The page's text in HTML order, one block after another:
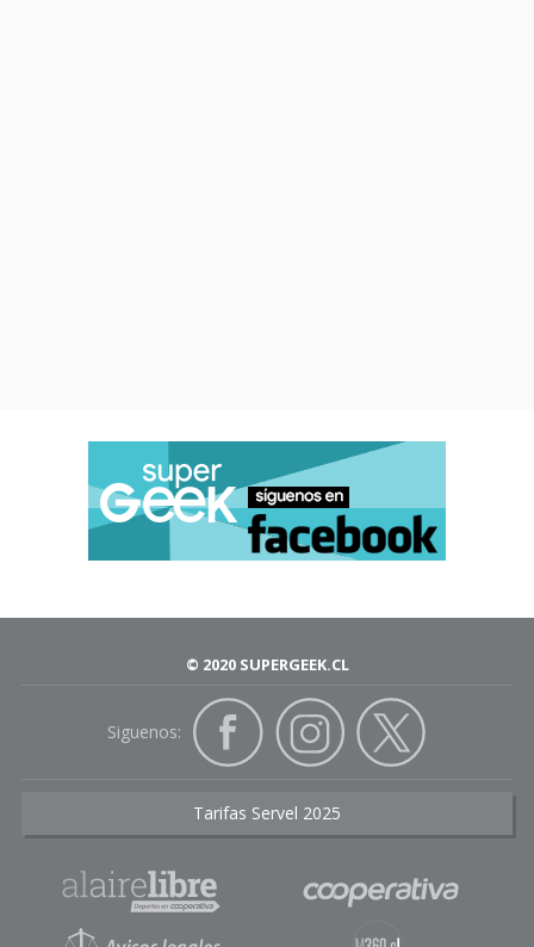
© 2020 SUPERGEEK.CL
Siguenos:
Tarifas Servel 2025